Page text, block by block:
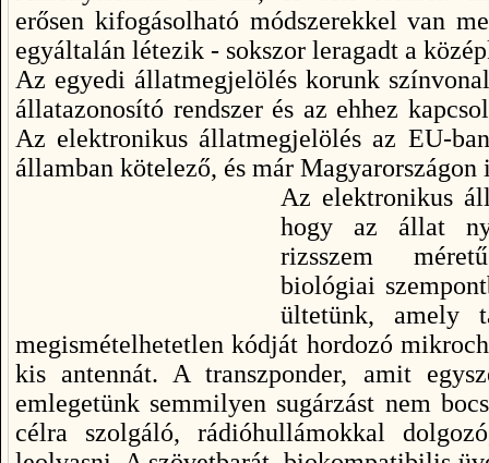
erősen kifogásolható módszerekkel van
egyáltalán létezik - sokszor leragadt a
Az egyedi állatmegjelölés korunk
állatazonosító rendszer és az ehhez
Az elektronikus állatmegjelölés az EU-
államban kötelező, és már Magyarországon
Az elektronikus
hogy az állat
rizsszem
biológiai
ültetünk, amely
megismételhetetlen kódját hordozó
kis antennát. A transzponder, amit
emlegetünk semmilyen sugárzást nem
célra szolgáló, rádióhullámokkal